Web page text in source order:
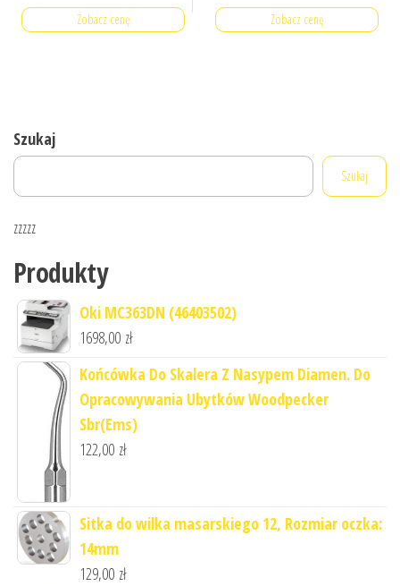
Zobacz cenę Zobacz cenę
Szukaj
Szukaj
zzzzz
Produkty
Oki MC363DN (46403502)
1698,00 zł
Końcówka Do Skalera Z Nasypem Diamen. Do
Opracowywania Ubytków Woodpecker
Sbr(Ems)
122,00 zł
Sitka do wilka masarskiego 12, Rozmiar oczka:
14mm
129,00 zł